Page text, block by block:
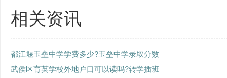
相关资讯
都江堰玉垒中学学费多少?玉垒中学录取分数
武侯区育英学校外地户口可以读吗?转学插班